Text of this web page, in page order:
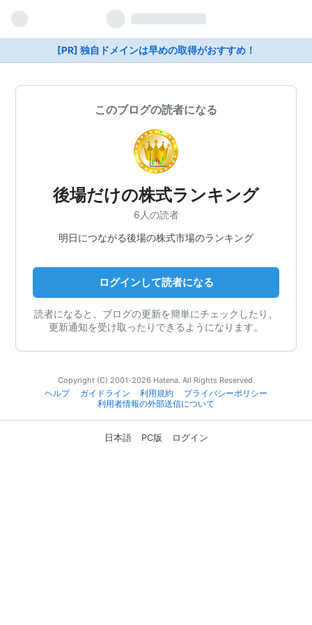
[PR] 独自ドメインは早めの取得がおすすめ！
このブログの読者になる
後場だけの株式ランキング
6人の読者
明日につながる後場の株式市場のランキング
ログインして読者になる
読者になると、ブログの更新を簡単にチェックしたり、
更新通知を受け取ったりできるようになります。
Copyright (C) 2001-2026 Hatena. All Rights Reserved.
ヘルプ
ガイドライン 利用規約
プライバシーポリシー
利用者情報の外部送信について
日本語 PC版 ログイン